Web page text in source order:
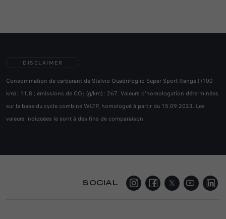
DISCLAIMER
Consommation de carburant de Stelvio Quadrifoglio Super Sport Range (l/100
km) : 11,8 ; émissions de CO2 (g/km) : 267. Valeurs d'homologation déterminées
sur la base du cycle combiné WLTP, homologué à partir du 15.09.2023. Les
valeurs indiquées le sont à des fins de comparaison.
SOCIAL